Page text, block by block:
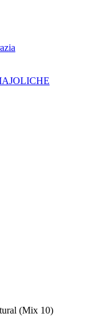
(Mix 10)